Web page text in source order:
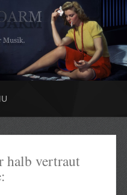
halb vertraut